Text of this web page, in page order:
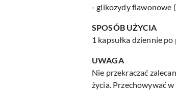
- glikozydy flawonowe
SPOSÓB UŻYCIA
1 kapsułka dziennie
UWAGA
Nie przekraczać
życia. Przechowywać